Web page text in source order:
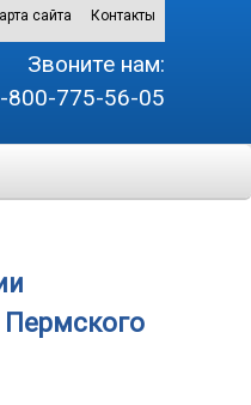
сайта Контакты
Звоните нам:
800-775-56-05